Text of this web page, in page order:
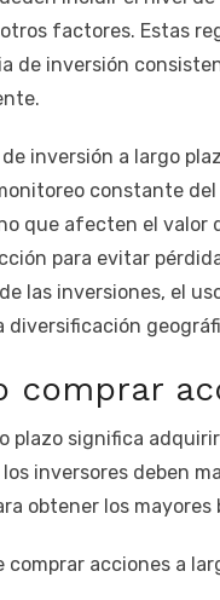
factores. Estas
de inversión
inversión a largo
constante
que afecten el valor
para evitar
las inversiones, el
diversificación
comprar
plazo significa
inversores deben
obtener los mayores
acciones a